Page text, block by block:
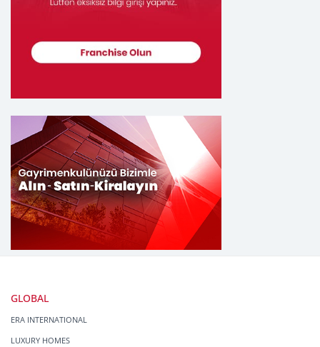
GLOBAL
ERA INTERNATIONAL
LUXURY HOMES